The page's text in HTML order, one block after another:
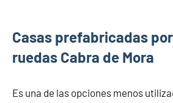
Casas prefabricadas
ruedas Cabra de Mora
Es una de las opciones menos